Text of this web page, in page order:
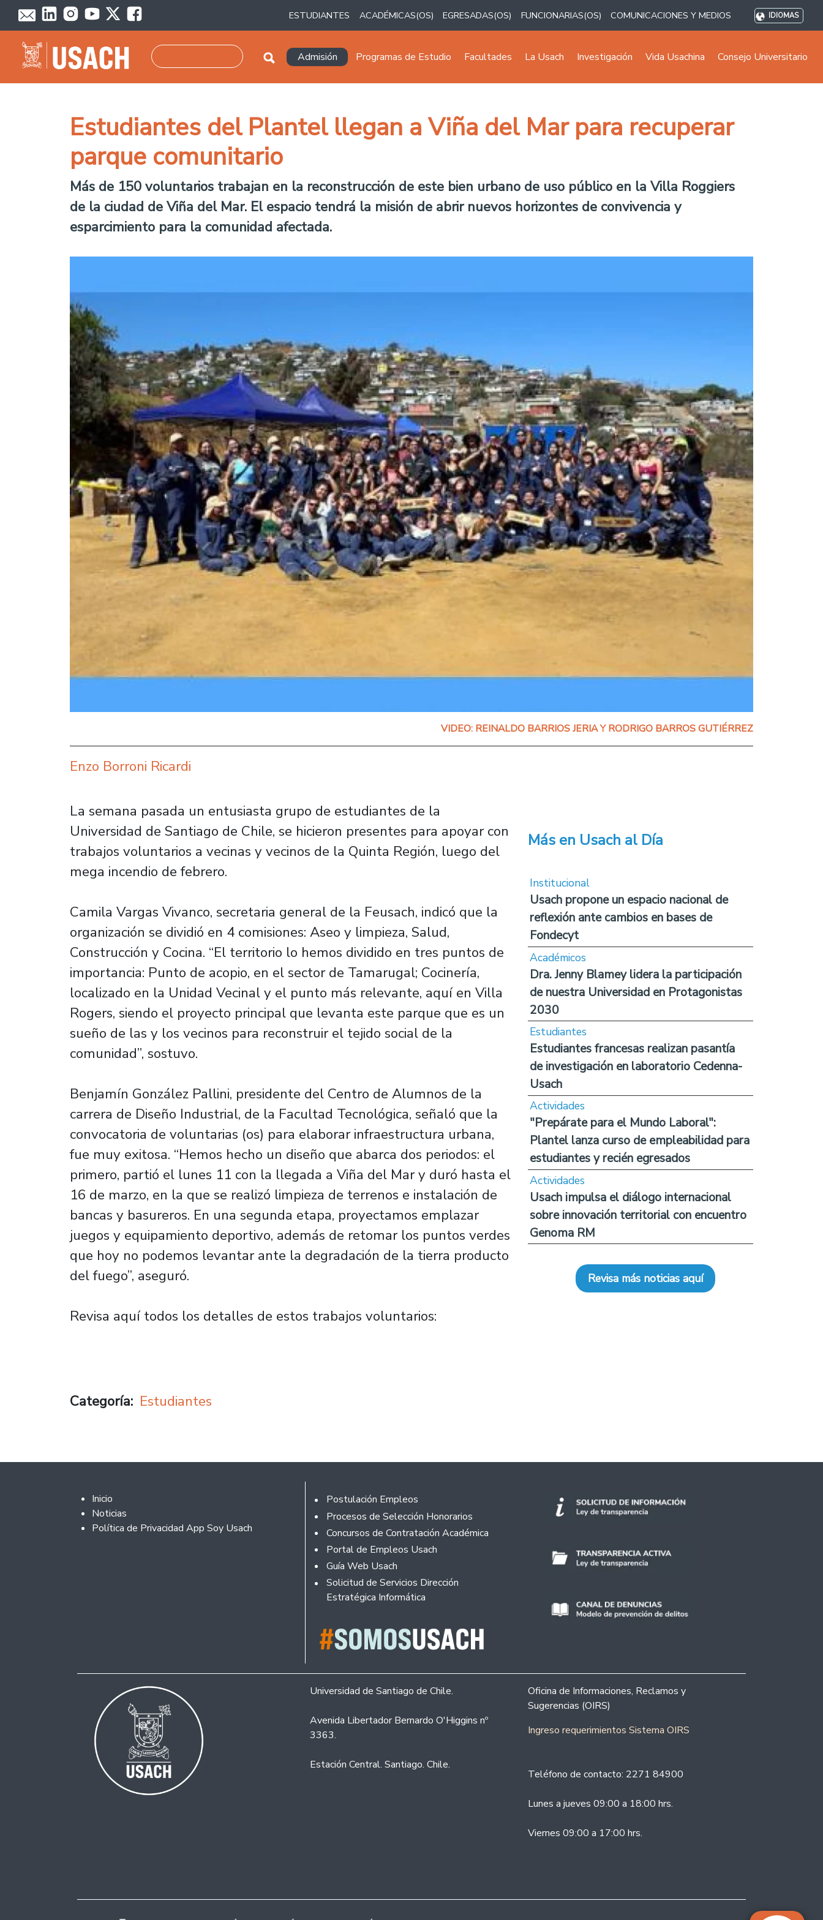
Pasar al contenido principal
ESTUDIANTES ACADÉMICAS(OS) EGRESADAS(OS) FUNCIONARIAS(OS) COMUNICACIONES Y MEDIOS IDIOMAS
Navegación principal
Admisión Programas de Estudio Facultades La Usach Investigación Vida Usachina Consejo Universitario
Estudiantes del Plantel llegan a Viña del Mar para recuperar
parque comunitario
Más de 150 voluntarios trabajan en la reconstrucción de este bien urbano de uso público en la Villa Roggiers
de la ciudad de Viña del Mar. El espacio tendrá la misión de abrir nuevos horizontes de convivencia y
esparcimiento para la comunidad afectada.
VIDEO: REINALDO BARRIOS JERIA Y RODRIGO BARROS GUTIÉRREZ
Enzo Borroni Ricardi
La semana pasada un entusiasta grupo de estudiantes de la
Universidad de Santiago de Chile, se hicieron presentes para apoyar con
trabajos voluntarios a vecinas y vecinos de la Quinta Región, luego del
mega incendio de febrero.
Camila Vargas Vivanco, secretaria general de la Feusach, indicó que la
organización se dividió en 4 comisiones: Aseo y limpieza, Salud,
Construcción y Cocina. “El territorio lo hemos dividido en tres puntos de
importancia: Punto de acopio, en el sector de Tamarugal; Cocinería,
localizado en la Unidad Vecinal y el punto más relevante, aquí en Villa
Rogers, siendo el proyecto principal que levanta este parque que es un
sueño de las y los vecinos para reconstruir el tejido social de la
comunidad”, sostuvo.
Benjamín González Pallini, presidente del Centro de Alumnos de la
carrera de Diseño Industrial, de la Facultad Tecnológica, señaló que la
convocatoria de voluntarias (os) para elaborar infraestructura urbana,
fue muy exitosa. “Hemos hecho un diseño que abarca dos periodos: el
primero, partió el lunes 11 con la llegada a Viña del Mar y duró hasta el
16 de marzo, en la que se realizó limpieza de terrenos e instalación de
bancas y basureros. En una segunda etapa, proyectamos emplazar
juegos y equipamiento deportivo, además de retomar los puntos verdes
que hoy no podemos levantar ante la degradación de la tierra producto
del fuego”, aseguró.
Revisa aquí todos los detalles de estos trabajos voluntarios:
Categoría Estudiantes
Más en Usach al Día
Institucional
Usach propone un espacio nacional de
reflexión ante cambios en bases de
Fondecyt
Académicos
Dra. Jenny Blamey lidera la participación
de nuestra Universidad en Protagonistas
2030
Estudiantes
Estudiantes francesas realizan pasantía
de investigación en laboratorio Cedenna-
Usach
Actividades
"Prepárate para el Mundo Laboral":
Plantel lanza curso de empleabilidad para
estudiantes y recién egresados
Actividades
Usach impulsa el diálogo internacional
sobre innovación territorial con encuentro
Genoma RM
Revisa más noticias aquí
Footer 2
Inicio
Noticias
Política de Privacidad App Soy Usach
Footer
Postulación Empleos
Procesos de Selección Honorarios
Concursos de Contratación Académica
Portal de Empleos Usach
Guía Web Usach
Solicitud de Servicios Dirección
Estratégica Informática
Universidad de Santiago de Chile.
Avenida Libertador Bernardo O'Higgins nº
3363.
Estación Central. Santiago. Chile.
Oficina de Informaciones, Reclamos y
Sugerencias (OIRS)
Ingreso requerimientos Sistema OIRS
Teléfono de contacto: 2271 84900
Lunes a jueves 09:00 a 18:00 hrs.
Viernes 09:00 a 17:00 hrs.